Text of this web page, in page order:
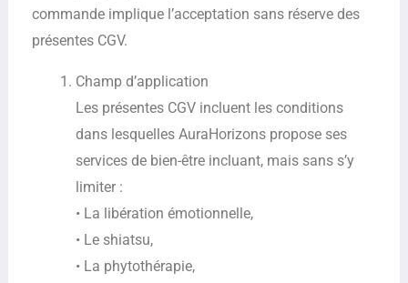
commande implique l’acceptation sans réserve des
présentes CGV.
Champ d’application
Les présentes CGV incluent les conditions
dans lesquelles AuraHorizons propose ses
services de bien-être incluant, mais sans s’y
limiter :
• La libération émotionnelle,
• Le shiatsu,
• La phytothérapie,